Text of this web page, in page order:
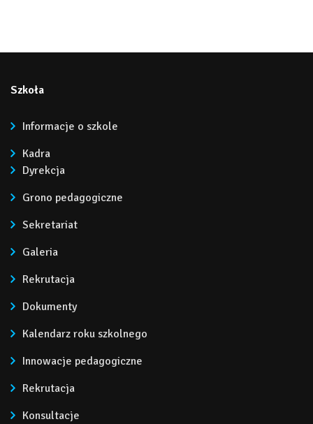
Szkoła
Informacje o szkole
Kadra
Dyrekcja
Grono pedagogiczne
Sekretariat
Galeria
Rekrutacja
Dokumenty
Kalendarz roku szkolnego
Innowacje pedagogiczne
Rekrutacja
Konsultacje